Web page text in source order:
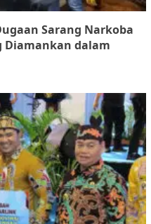
Sarang Narkoba
Diamankan dalam